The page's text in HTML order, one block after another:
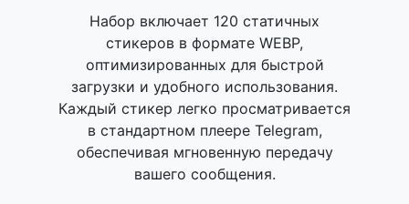
Набор включает 120 статичных
стикеров в формате WEBP,
оптимизированных для быстрой
загрузки и удобного использования.
Каждый стикер легко просматривается
в стандартном плеере Telegram,
обеспечивая мгновенную передачу
вашего сообщения.